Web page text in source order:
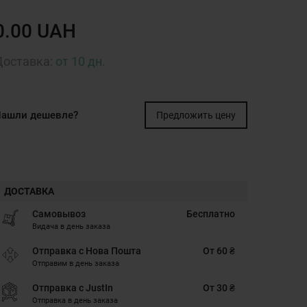
UAH
от 10 дн.
дешевле? Предложить цену
ДОСТАВКА
Самовывоз
Видача в день заказа
Бесплатно
Отправка с Нова Пошта
Отправим в день заказа
От 60 ₴
Отправка с JustIn
Отправка в день заказа
От 30 ₴